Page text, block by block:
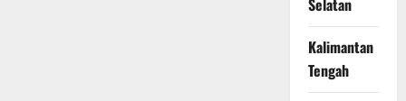
Selatan
Kalimantan
Tengah